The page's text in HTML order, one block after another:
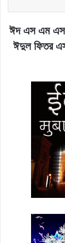
ঈদ এস এম
ঈদুল ফিতর